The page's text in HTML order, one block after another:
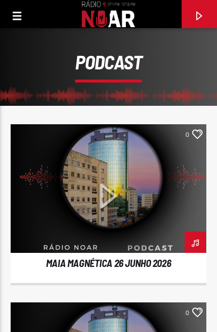
FAIXA ATUAL
MULHER MANDONA
Rádio No ar
PODCAST
0
MAIA MAGNÉTICA 26 JUNHO 2026
0